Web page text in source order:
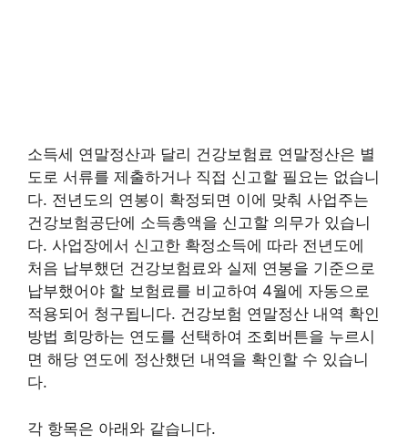
소득세 연말정산과 달리 건강보험료 연말정산은 별
도로 서류를 제출하거나 직접 신고할 필요는 없습니
다. 전년도의 연봉이 확정되면 이에 맞춰 사업주는
건강보험공단에 소득총액을 신고할 의무가 있습니
다. 사업장에서 신고한 확정소득에 따라 전년도에
처음 납부했던 건강보험료와 실제 연봉을 기준으로
납부했어야 할 보험료를 비교하여 4월에 자동으로
적용되어 청구됩니다. 건강보험 연말정산 내역 확인
방법 희망하는 연도를 선택하여 조회버튼을 누르시
면 해당 연도에 정산했던 내역을 확인할 수 있습니
다.
각 항목은 아래와 같습니다.